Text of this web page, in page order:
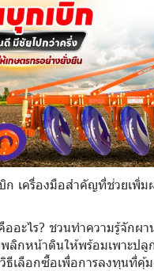
ก เครื่องมือสำคัญที่ช่วยเพิ่
ออะไร? ชวนทำความรู้จักผ
ลิกหน้าดินให้พร้อมเพาะปลู
ธีเลือกซื้อเพื่อการลงทุนที่คุ้